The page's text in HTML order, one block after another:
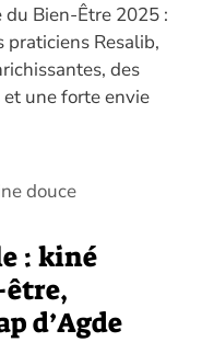
du Bien-Être 2025 :
Resalib,
des
une forte envie
douce
: kiné
d’Agde